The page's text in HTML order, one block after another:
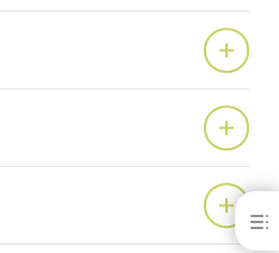
Τοποθεσίες Kulzer